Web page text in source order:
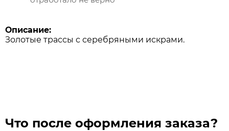
Описание:
Золотые трассы с серебряными искрами.
Что после оформления заказа?